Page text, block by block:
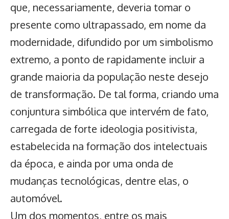
que, necessariamente, deveria tomar o
presente como ultrapassado, em nome da
modernidade, difundido por um simbolismo
extremo, a ponto de rapidamente incluir a
grande maioria da população neste desejo
de transformação. De tal forma, criando uma
conjuntura simbólica que intervém de fato,
carregada de forte ideologia positivista,
estabelecida na formação dos intelectuais
da época, e ainda por uma onda de
mudanças tecnológicas, dentre elas, o
automóvel.
Um dos momentos, entre os mais